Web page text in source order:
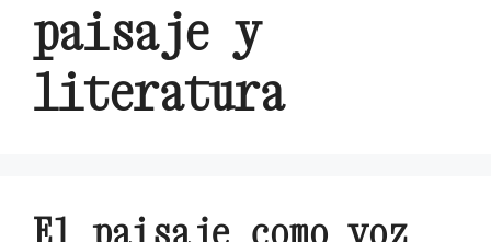
paisaje y
literatura
El paisaje como voz